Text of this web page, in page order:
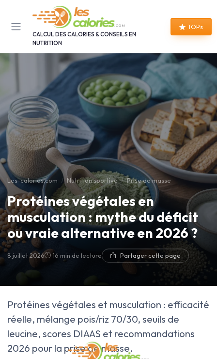
CALCUL DES CALORIES & CONSEILS EN
NUTRITION
TOPs
Les-calories.com Nutrition sportive Prise de masse
Protéines végétales en
musculation : mythe du déficit
ou vraie alternative en 2026 ?
8 juillet 2026 16 min de lecture Partager cette page
Protéines végétales et musculation : efficacité
réelle, mélange pois/riz 70/30, seuils de
leucine, scores DIAAS et recommandations
2026 pour la prise de masse.
Panneau de gestion des cookies